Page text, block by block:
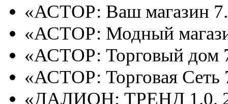
«АСТОР: Ваш магазин
«АСТОР: Модный
«АСТОР: Торговый дом
«АСТОР: Торговая Сеть
«ДАЛИОН: ТРЕНД 1.0,